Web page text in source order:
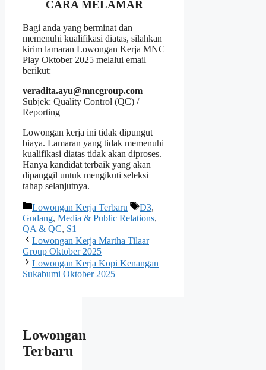
CARA MELAMAR
Bagi anda yang berminat dan
memenuhi kualifikasi diatas, silahkan
kirim lamaran Lowongan Kerja MNC
Play Oktober 2025 melalui email
berikut:
veradita.ayu@mncgroup.com
Subjek: Quality Control (QC) /
Reporting
Lowongan kerja ini tidak dipungut
biaya. Lamaran yang tidak memenuhi
kualifikasi diatas tidak akan diproses.
Hanya kandidat terbaik yang akan
dipanggil untuk mengikuti seleksi
tahap selanjutnya.
Kategori
Lowongan Kerja Terbaru Tag
D3,
Gudang, Media & Public Relations,
QA & QC, S1
Lowongan Kerja Martha Tilaar
Group Oktober 2025
Lowongan Kerja Kopi Kenangan
Sukabumi Oktober 2025
Lowongan
Terbaru